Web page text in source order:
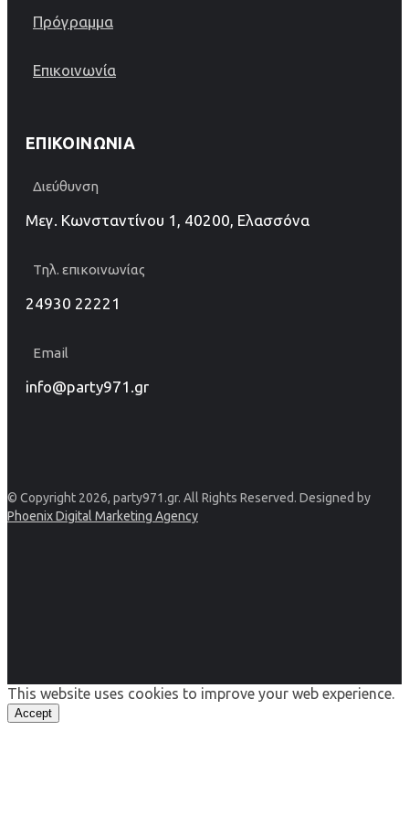
Πρόγραμμα
Επικοινωνία
ΕΠΙΚΟΙΝΩΝΊΑ
Διεύθυνση
Μεγ. Κωνσταντίνου 1, 40200, Ελασσόνα
Τηλ. επικοινωνίας
24930 22221
Email
info@party971.gr
© Copyright 2026, party971.gr. All Rights Reserved. Designed by
Phoenix Digital Marketing Agency
This website uses cookies to improve your web experience.
Accept